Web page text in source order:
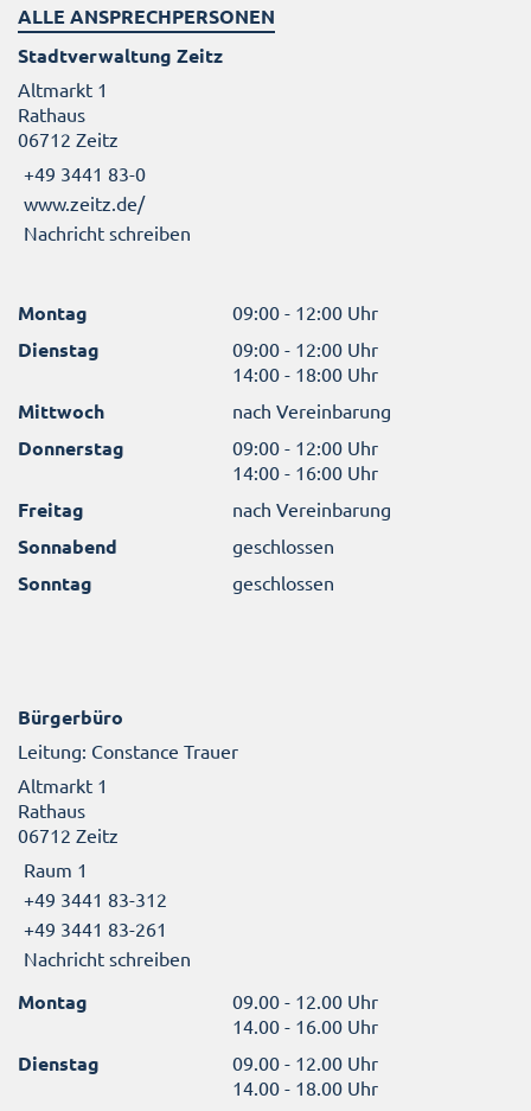
ALLE ANSPRECHPERSONEN
Stadtverwaltung Zeitz
Altmarkt 1
Rathaus
06712 Zeitz
+49 3441 83-0
www.zeitz.de/
Nachricht schreiben
Montag 09:00 - 12:00 Uhr
Dienstag
09:00 - 12:00 Uhr
14:00 - 18:00 Uhr
Mittwoch nach Vereinbarung
Donnerstag
09:00 - 12:00 Uhr
14:00 - 16:00 Uhr
Freitag nach Vereinbarung
Sonnabend geschlossen
Sonntag geschlossen
Bürgerbüro
Leitung: Constance Trauer
Altmarkt 1
Rathaus
06712 Zeitz
Raum 1
+49 3441 83-312
+49 3441 83-261
Nachricht schreiben
Montag
09.00 - 12.00 Uhr
14.00 - 16.00 Uhr
Dienstag
09.00 - 12.00 Uhr
14.00 - 18.00 Uhr